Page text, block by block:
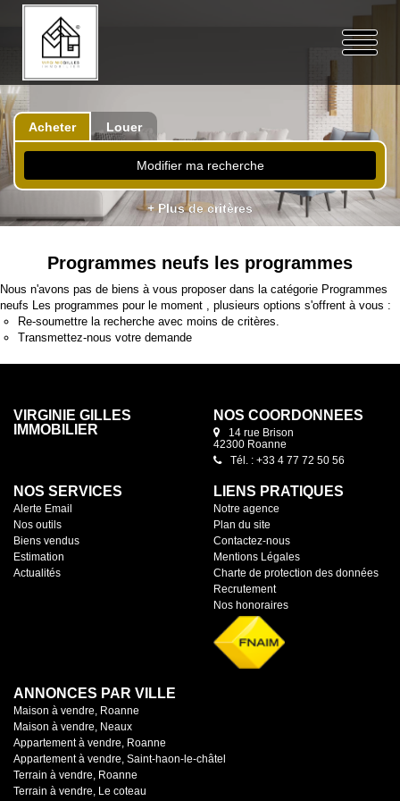
Acheter Louer
Modifier ma recherche
+ Plus de critères
Programmes neufs les programmes
Nous n'avons pas de biens à vous proposer dans la catégorie Programmes
neufs Les programmes pour le moment , plusieurs options s'offrent à vous :
Re-soumettre la recherche avec moins de critères.
Transmettez-nous votre demande
VIRGINIE GILLES
IMMOBILIER
NOS COORDONNÉES
14 rue Brison
42300 Roanne
Tél. : +33 4 77 72 50 56
NOS SERVICES
Alerte Email
Nos outils
Biens vendus
Estimation
Actualités
LIENS PRATIQUES
Notre agence
Plan du site
Contactez-nous
Mentions Légales
Charte de protection des données
Recrutement
Nos honoraires
ANNONCES PAR VILLE
Maison à vendre, Roanne
Maison à vendre, Neaux
Appartement à vendre, Roanne
Appartement à vendre, Saint-haon-le-châtel
Terrain à vendre, Roanne
Terrain à vendre, Le coteau